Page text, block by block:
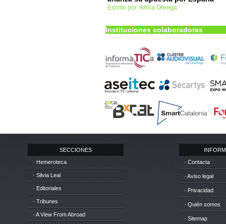
Escrito por: Africa Orenga
Instituciones colaboradoras
SECCIONES
· Hemeroteca
· Silvia Leal
· Editoriales
· Tribunes
· A View From Abroad
· Contacta
· Aviso legal
· Privacidad
· Quién somos
· Sitemap